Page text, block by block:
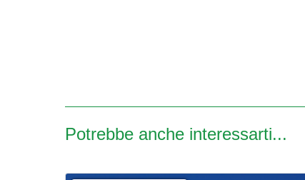
Potrebbe anche interessarti...